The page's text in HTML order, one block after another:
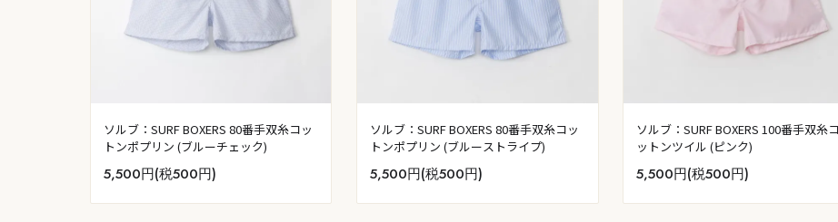
ソルブ：SURF BOXERS 80番手双糸コッ
トンポプリン (ブルーチェック)
5,500円(税500円)
ソルブ：SURF BOXERS 80番手双糸コッ
トンポプリン (ブルーストライプ)
5,500円(税500円)
ソルブ：SURF BOXERS 100番手双糸コ
ットンツイル (ピンク)
5,500円(税500円)